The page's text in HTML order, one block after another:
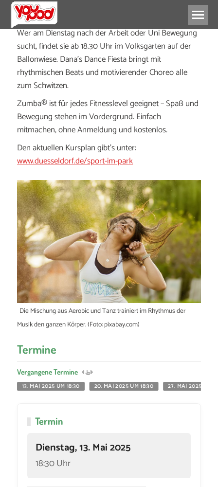
Wer am Dienstag nach der Arbeit oder Uni Bewegung
sucht, findet sie ab 18.30 Uhr im Volksgarten auf der
Ballonwiese. Dana’s Dance Fiesta bringt mit
rhythmischen Beats und motivierender Choreo alle
zum Schwitzen.
Zumba® ist für jedes Fitnesslevel geeignet – Spaß und
Bewegung stehen im Vordergrund. Einfach
mitmachen, ohne Anmeldung und kostenlos.
Den aktuellen Kursplan gibt’s unter:
www.duesseldorf.de/sport-im-park
Die Mischung aus Aerobic und Tanz trainiert im Rhythmus der
Musik den ganzen Körper. (Foto: pixabay.com)
Termine
Vergangene Termine
13. MAI 2025 UM 18:30
20. MAI 2025 UM 18:30 27. MAI 2025 UM
Termin
Dienstag, 13. Mai 2025
18:30 Uhr